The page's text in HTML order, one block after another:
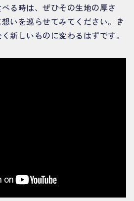
る時は、ぜひその生地の厚さ
いを巡らせてみてください。き
新しいものに変わるはずです。